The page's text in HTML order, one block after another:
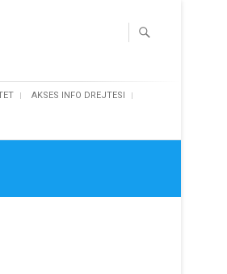
AKSES INFO DREJTESI